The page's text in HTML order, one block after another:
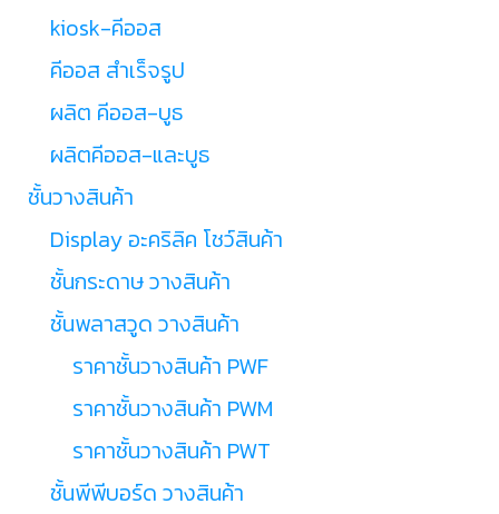
kiosk-คีออส
คีออส สำเร็จรูป
ผลิต คีออส-บูธ
ผลิตคีออส-และบูธ
ชั้นวางสินค้า
Display อะคริลิค โชว์สินค้า
ชั้นกระดาษ วางสินค้า
ชั้นพลาสวูด วางสินค้า
ราคาชั้นวางสินค้า PWF
ราคาชั้นวางสินค้า PWM
ราคาชั้นวางสินค้า PWT
ชั้นพีพีบอร์ด วางสินค้า